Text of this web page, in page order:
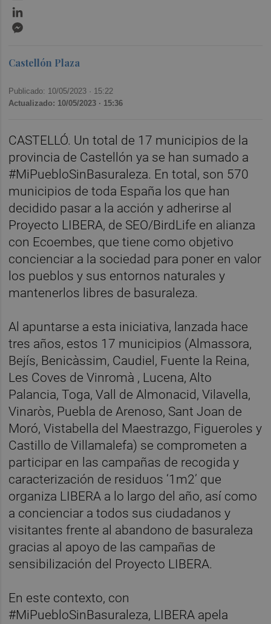
Castellón Plaza
Publicado: 10/05/2023 · 15:22
Actualizado: 10/05/2023 · 15:36
CASTELLÓ. Un total de 17 municipios de la
provincia de Castellón ya se han sumado a
#MiPuebloSinBasuraleza. En total, son 570
municipios de toda España los que han
decidido pasar a la acción y adherirse al
Proyecto LIBERA, de SEO/BirdLife en alianza
con Ecoembes, que tiene como objetivo
concienciar a la sociedad para poner en valor
los pueblos y sus entornos naturales y
mantenerlos libres de basuraleza.
Al apuntarse a esta iniciativa, lanzada hace
tres años, estos 17 municipios (Almassora,
Bejís, Benicàssim, Caudiel, Fuente la Reina,
Les Coves de Vinromà , Lucena, Alto
Palancia, Toga, Vall de Almonacid, Vilavella,
Vinaròs, Puebla de Arenoso, Sant Joan de
Moró, Vistabella del Maestrazgo, Figueroles y
Castillo de Villamalefa) se comprometen a
participar en las campañas de recogida y
caracterización de residuos ‘1m2’ que
organiza LIBERA a lo largo del año, así como
a concienciar a todos sus ciudadanos y
visitantes frente al abandono de basuraleza
gracias al apoyo de las campañas de
sensibilización del Proyecto LIBERA.
En este contexto, con
#MiPuebloSinBasuraleza, LIBERA apela